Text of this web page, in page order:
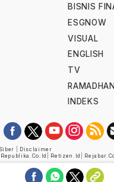
BISNIS
ESGNOW
VISUAL
ENGLISH
TV
RAMADHAN
INDEKS
Disclaimer
Retizen.id
diverifikasi oleh